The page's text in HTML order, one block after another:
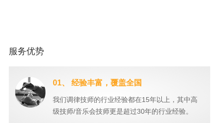
服务优势
01、 经验丰富，覆盖全国
我们调律技师的行业经验都在15年以上，其中高
级技师/音乐会技师更是超过30年的行业经验。